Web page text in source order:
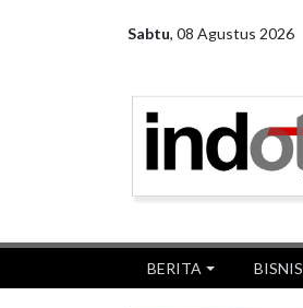
Sabtu, 08 Agustus 2026
BERITA BISNIS